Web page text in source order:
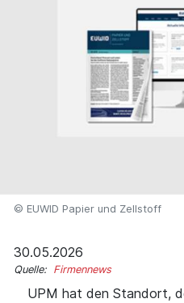
© EUWID Papier und Zellstoff
30.05.2026
Quelle: Firmennews
UPM hat den Standort,